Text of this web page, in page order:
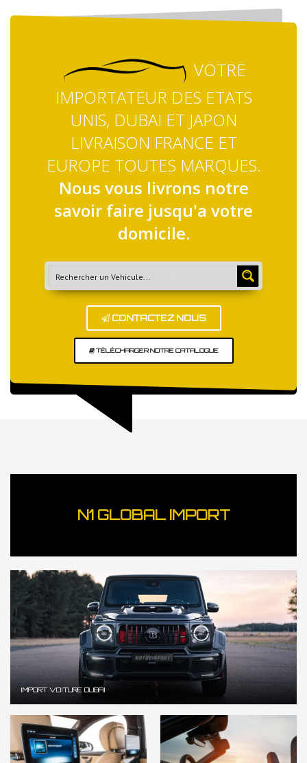
VOTRE
IMPORTATEUR DES ETATS
UNIS, DUBAI ET JAPON
LIVRAISON FRANCE ET
EUROPE TOUTES MARQUES.
Nous vous livrons notre
savoir faire jusqu'a votre
domicile.
CONTACTEZ NOUS
TÉLÉCHARGER NOTRE CATALOGUE
N1 GLOBAL IMPORT
IMPORT VOITURE DUBAI